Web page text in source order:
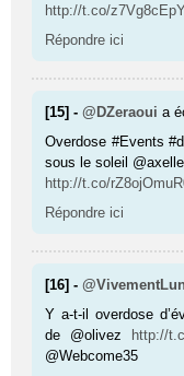
http://t.co/
Répondre ici
[15] -@DZeraoui a
Overdose #Events
sous le soleil
http://t.co/
Répondre ici
[16] -
Y a-t-il overdose
de @olivez
http://
@Webcome35